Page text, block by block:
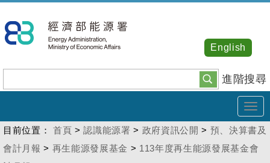
到
主
內
容
進階搜尋
English
目前位置： 首頁 >認識能源署 > 政府資訊公開 > 預、決算書及
會計月報 > 再生能源發展基金 > 113年度再生能源發展基金會